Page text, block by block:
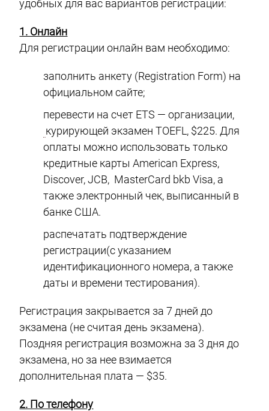
удобных для вас вариантов регистрации:
1. Онлайн
Для регистрации онлайн вам необходимо:
заполнить анкету (Registration Form) на
официальном сайте;
перевести на счет ETS — организации,
курирующей экзамен TOEFL, $225. Для
оплаты можно использовать только
кредитные карты American Express,
Discover, JCB, MasterCard bkb Visa, а
также электронный чек, выписанный в
банке США.
распечатать подтверждение
регистрации(с указанием
идентификационного номера, а также
даты и времени тестирования).
Регистрация закрывается за 7 дней до
экзамена (не считая день экзамена).
Поздняя регистрация возможна за 3 дня до
экзамена, но за нее взимается
дополнительная плата — $35.
2. По телефону